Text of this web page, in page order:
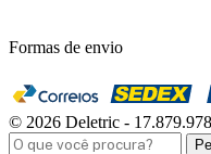
Formas de envio
© 2026 Deletric -